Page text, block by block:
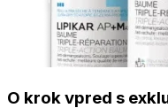
O krok vpred s